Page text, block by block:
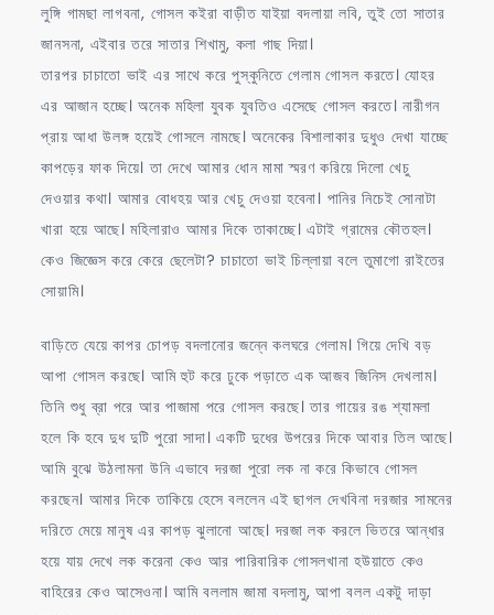
লুঙ্গি গামছা লাগবনা, গোসল কইরা বাড়ীত যাইয়া বদলায়া লবি, তুই তো সাতার
জানসনা, এইবার তরে সাতার শিখামু, কলা গাছ দিয়া।
তারপর চাচাতো ভাই এর সাথে করে পুস্কুনিতে গেলাম গোসল করতে। যোহর
এর আজান হচ্ছে। অনেক মহিলা যুবক যুবতিও এসেছে গোসল করতে। নারীগন
প্রায় আধা উলঙ্গ হয়েই গোসলে নামছে। অনেকের বিশালাকার দুধুও দেখা যাচ্ছে
কাপড়ের ফাক দিয়ে। তা দেখে আমার ধোন মামা স্মরণ করিয়ে দিলো খেচু
দেওয়ার কথা। আমার বোধহয় আর খেচু দেওয়া হবেনা। পানির নিচেই সোনাটা
খারা হয়ে আছে। মহিলারাও আমার দিকে তাকাচ্ছে। এটাই গ্রামের কৌতহল।
কেও জিজ্ঞেস করে কেরে ছেলেটা? চাচাতো ভাই চিল্লায়া বলে তুমাগো রাইতের
সোয়ামি।
বাড়িতে যেয়ে কাপর চোপড় বদলানোর জন্নে কলঘরে গেলাম। গিয়ে দেখি বড়
আপা গোসল করছে। আমি হুট করে ঢুকে পড়াতে এক আজব জিনিস দেখলাম।
তিনি শুধু ব্রা পরে আর পাজামা পরে গোসল করছে। তার গায়ের রঙ শ্যামলা
হলে কি হবে দুধ দুটি পুরো সাদা। একটি দুধের উপরের দিকে আবার তিল আছে।
আমি বুঝে উঠলামনা উনি এভাবে দরজা পুরো লক না করে কিভাবে গোসল
করছেন। আমার দিকে তাকিয়ে হেসে বললেন এই ছাগল দেখবিনা দরজার সামনের
দরিতে মেয়ে মানুষ এর কাপড় ঝুলানো আছে। দরজা লক করলে ভিতরে আন্ধার
হয়ে যায় দেখে লক করেনা কেও আর পারিবারিক গোসলখানা হউয়াতে কেও
বাহিরের কেও আসেওনা। আমি বললাম জামা বদলামু, আপা বলল একটু দাড়া